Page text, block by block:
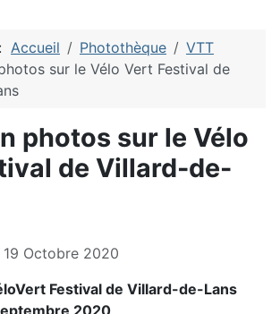
Accueil Photothèque
VTT
sur le Vélo Vert Festival de
photos sur le Vélo
de Villard-de-
Octobre 2020
Festival de Villard-de-Lans